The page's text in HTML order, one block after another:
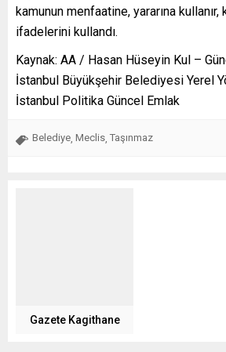
kamunun menfaatine, yararına
ifadelerini kullandı.
Kaynak: AA / Hasan Hüseyin Kul –
İstanbul Büyükşehir Belediyesi Yerel
İstanbul Politika Güncel Emlak
Belediye, Meclis, Taşınmaz
Gazete Kagithane